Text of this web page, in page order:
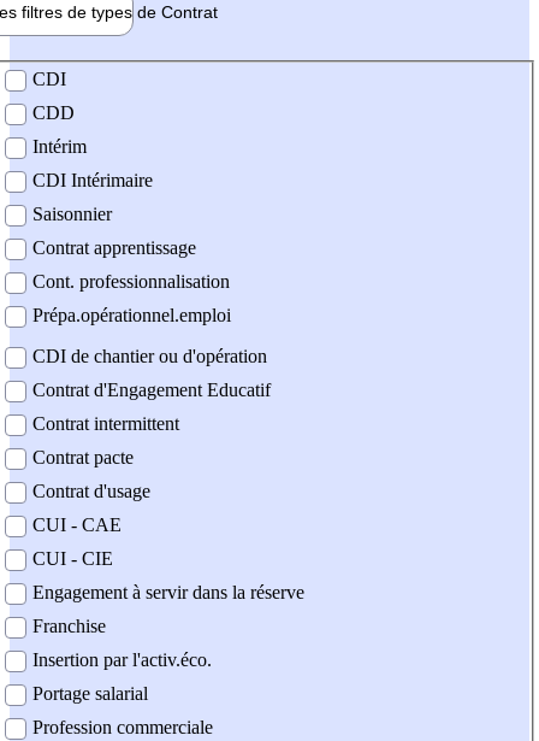
filtres de types de Contrat
contrat
CDI
CDD
Intérim
CDI Intérimaire
Saisonnier
Contrat apprentissage
Cont. professionnalisation
Prépa.opérationnel.emploi
CDI de chantier ou d'opération
Contrat d'Engagement Educatif
Contrat intermittent
Contrat pacte
Contrat d'usage
CUI - CAE
CUI - CIE
Engagement à servir dans la réserve
Franchise
Insertion par l'activ.éco.
Portage salarial
Profession commerciale